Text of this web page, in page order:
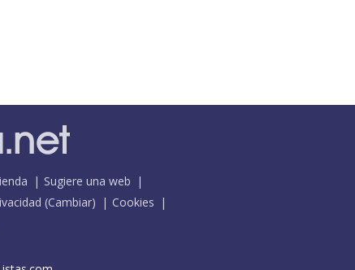
Sugiere una web
(Cambiar)
Cookies